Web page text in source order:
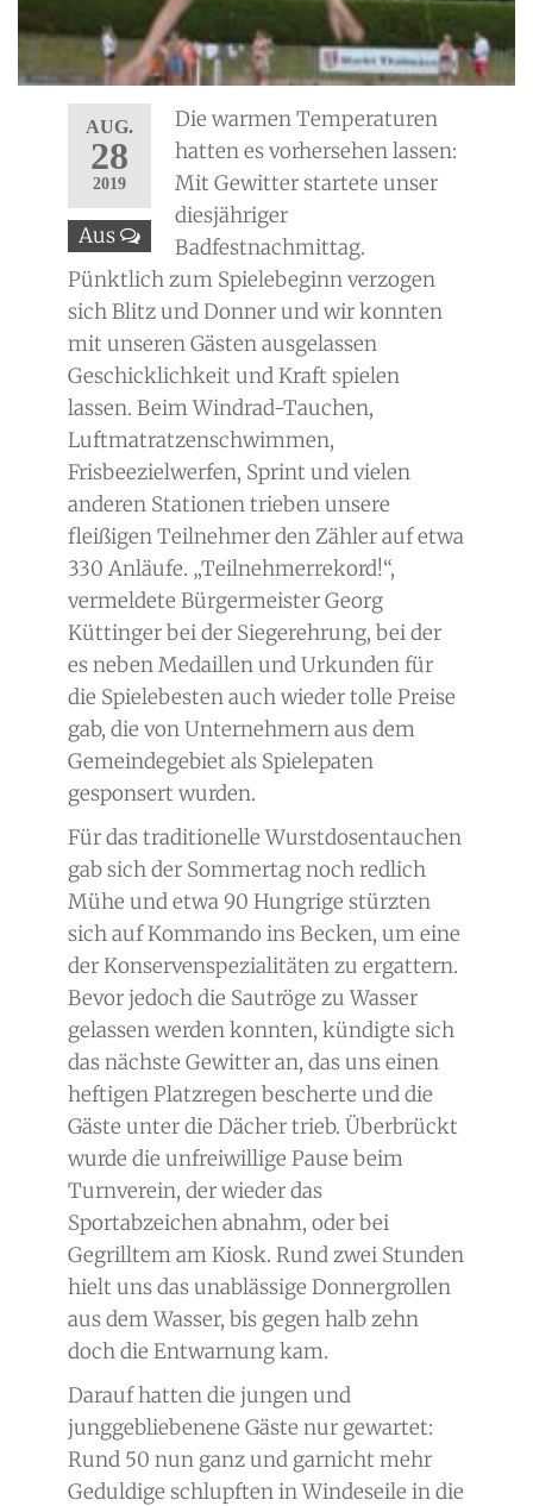
AUG.
28
2019
Aus
Die warmen Temperaturen
hatten es vorhersehen lassen:
Mit Gewitter startete unser
diesjähriger
Badfestnachmittag.
Pünktlich zum Spielebeginn verzogen
sich Blitz und Donner und wir konnten
mit unseren Gästen ausgelassen
Geschicklichkeit und Kraft spielen
lassen. Beim Windrad-Tauchen,
Luftmatratzenschwimmen,
Frisbeezielwerfen, Sprint und vielen
anderen Stationen trieben unsere
fleißigen Teilnehmer den Zähler auf etwa
330 Anläufe. „Teilnehmerrekord!“,
vermeldete Bürgermeister Georg
Küttinger bei der Siegerehrung, bei der
es neben Medaillen und Urkunden für
die Spielebesten auch wieder tolle Preise
gab, die von Unternehmern aus dem
Gemeindegebiet als Spielepaten
gesponsert wurden.
Für das traditionelle Wurstdosentauchen
gab sich der Sommertag noch redlich
Mühe und etwa 90 Hungrige stürzten
sich auf Kommando ins Becken, um eine
der Konservenspezialitäten zu ergattern.
Bevor jedoch die Sautröge zu Wasser
gelassen werden konnten, kündigte sich
das nächste Gewitter an, das uns einen
heftigen Platzregen bescherte und die
Gäste unter die Dächer trieb. Überbrückt
wurde die unfreiwillige Pause beim
Turnverein, der wieder das
Sportabzeichen abnahm, oder bei
Gegrilltem am Kiosk. Rund zwei Stunden
hielt uns das unablässige Donnergrollen
aus dem Wasser, bis gegen halb zehn
doch die Entwarnung kam.
Darauf hatten die jungen und
junggebliebenene Gäste nur gewartet:
Rund 50 nun ganz und garnicht mehr
Geduldige schlupften in Windeseile in die